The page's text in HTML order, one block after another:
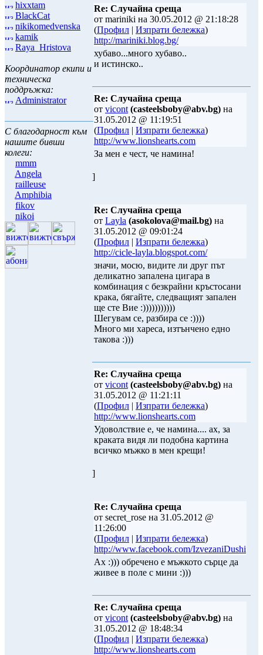
hixxtam
BlackCat
nikikomedvenska
kamik
Raya_Hristova
Координатор екипи и
техническа
поддръжка:
Administrator
С благодарност към
нашите бивши
колеги:
mmm
Angela
railleuse
Amphibia
fikov
nikoi
Re: Случайна среща
от mariniki на 30.05.2012 @ 21:18:28
(Профил | Изпрати бележка)
http://mariniki.blog.bg/
хубаво...много хубаво..
и истинско..
Re: Случайна среща
от vicont (casteelsboby@abv.bg) на
31.05.2012 @ 11:19:51
(Профил | Изпрати бележка)
http://www.lionshearts.com
За мен е чест, че намина!
]
Re: Случайна среща
от Layla (asokolova@mail.bg) на
31.05.2012 @ 09:01:24
(Профил | Изпрати бележка)
http://cicle-layla.blogspot.com/
значи, мосю, видите ли друг път
деликатно запалена цигара в
комбинация с безкрайни кръстосани
крака, бягайте, следващият запален
ще сте Вие :)))))))))))
Шегувам се, разбира се :))))
Много ми хареса, изтънчено едно
такова :)))
Re: Случайна среща
от vicont (casteelsboby@abv.bg) на
31.05.2012 @ 11:21:11
(Профил | Изпрати бележка)
http://www.lionshearts.com
Удоволствие е, че намина.... ах, за
краката видя ли подобна картина
всичко мъжко в мен крещи!
]
Re: Случайна среща
от secret_rose на 31.05.2012 @
11:26:00
(Профил | Изпрати бележка)
http://www.facebook.com/IzvezaniDushi
Ах :))) обречено е мъжкото сърце да
живее в поле с мини :)))
Re: Случайна среща
от vicont (casteelsboby@abv.bg) на
31.05.2012 @ 18:48:34
(Профил | Изпрати бележка)
http://www.lionshearts.com